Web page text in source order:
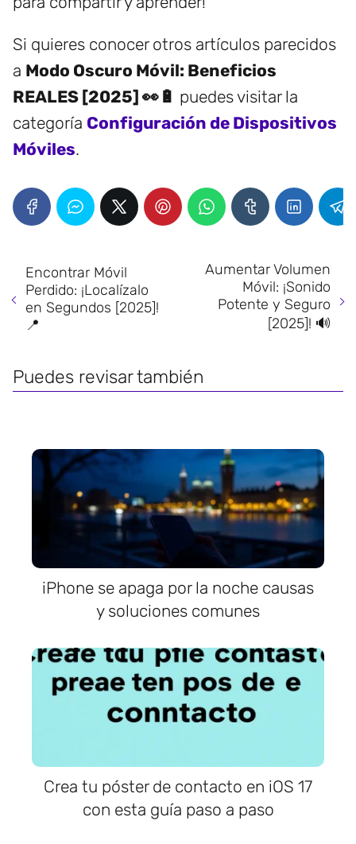
Si quieres conocer otros artículos parecidos
a Modo Oscuro Móvil: Beneficios
REALES [2025] 👀🔋 puedes visitar la
categoría Configuración de Dispositivos
Móviles.
Encontrar Móvil
Perdido: ¡Localízalo
en Segundos [2025]!
📍
Aumentar Volumen
Móvil: ¡Sonido
Potente y Seguro
[2025]! 🔊
Puedes revisar también
iPhone se apaga por la noche causas
y soluciones comunes
Crea tu póster de contacto en iOS 17
con esta guía paso a paso